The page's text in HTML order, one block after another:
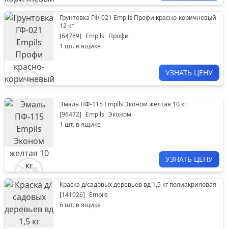
Грунтовка ГФ-021 Empils Профи красно-коричневый
12 кг
[64789] Empils Профи
1 шт. в ящике
УЗНАТЬ ЦЕНУ
Эмаль ПФ-115 Empils Эконом желтая 10 кг
[96472] Empils Эконом
1 шт. в ящике
УЗНАТЬ ЦЕНУ
Краска д/садовых деревьев вд 1,5 кг полиакриловая
[141026] Empils
6 шт. в ящике